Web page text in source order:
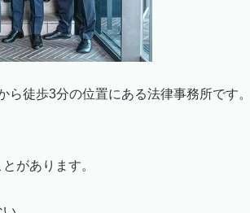
ら徒歩3分の位置にある法律事務所です。
があります。